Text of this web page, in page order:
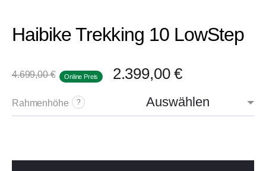
Haibike Trekking 10 LowStep
4.699,00€ Online Preis 2.399,00€
Rahmenhöhe ?